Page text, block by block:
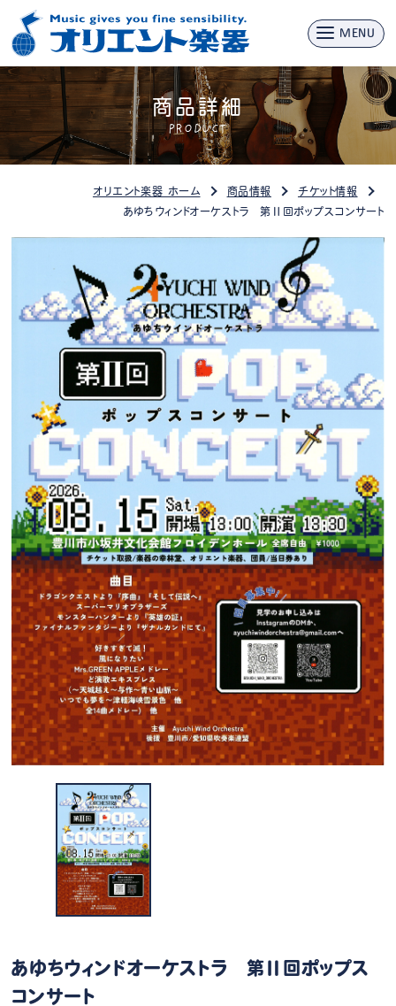
MENU
商品詳細
PRODUCT
オリエント楽器 ホーム 商品情報
チケット情報
あゆちウィンドオーケストラ 第Ⅱ回ポップスコンサート
あゆちウィンドオーケストラ 第Ⅱ回ポップス
コンサート